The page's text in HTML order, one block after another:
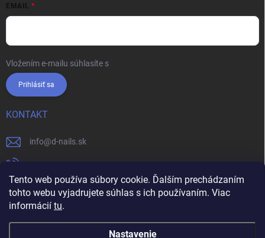
Tento web používa súbory cookie. Ďalším prechádzaním
tohto webu vyjadrujete súhlas s ich používaním. Viac
informácií tu.
Nastavenie
EMAIL
Vložením e-mailu súhlasíte s
Prihlásiť sa
KONTAKT
info@d-nails.sk
https://www.facebook.com/dnails.sk/
dnails.sk/